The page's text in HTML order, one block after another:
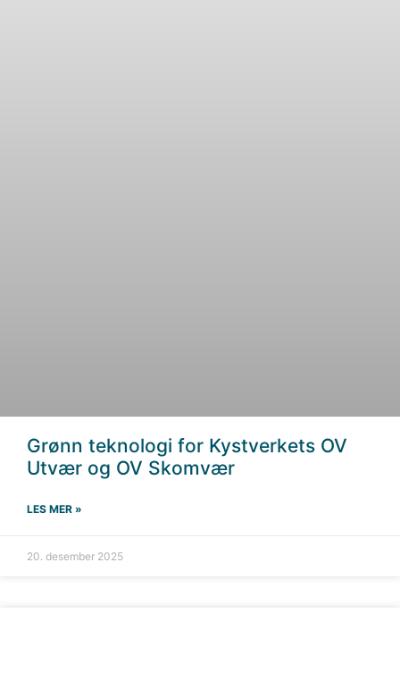
Grønn teknologi for Kystverkets OV
Utvær og OV Skomvær
LES MER »
20. desember 2025